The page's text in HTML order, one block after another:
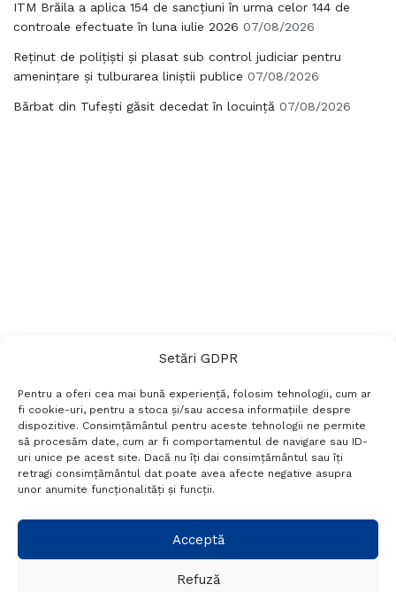
Setări GDPR
Pentru a oferi cea mai bună experiență, folosim tehnologii, cum ar
fi cookie-uri, pentru a stoca și/sau accesa informațiile despre
dispozitive. Consimțământul pentru aceste tehnologii ne permite
să procesăm date, cum ar fi comportamentul de navigare sau ID-
uri unice pe acest site. Dacă nu îți dai consimțământul sau îți
retragi consimțământul dat poate avea afecte negative asupra
unor anumite funcționalități și funcții.
Acceptă
Refuză
ITM Brăila a aplica 154 de sancțiuni în urma celor 144 de
controale efectuate în luna iulie 2026 07/08/2026
Reținut de polițiști și plasat sub control judiciar pentru
amenințare și tulburarea liniștii publice 07/08/2026
Bărbat din Tufești găsit decedat în locuință 07/08/2026
Termeni si conditii
Politică de confidențialitate
Politica cookies
Setări GDPR
+40 788 760 194